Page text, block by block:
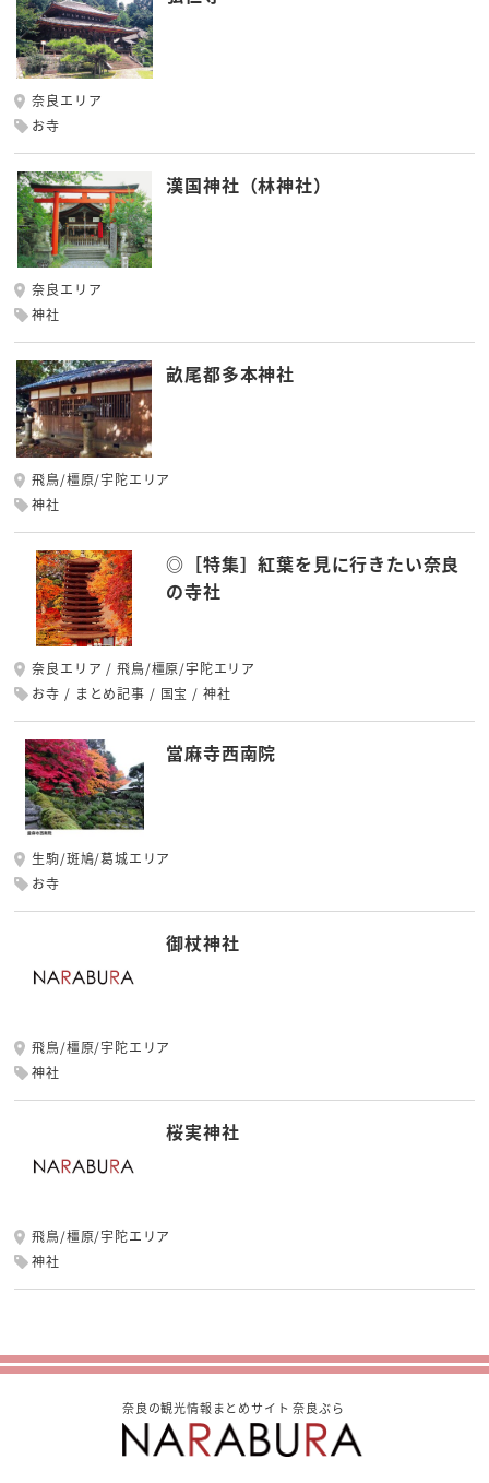
奈良エリア
お寺
漢国神社（林神社）
奈良エリア
神社
畝尾都多本神社
飛鳥/橿原/宇陀エリア
神社
◎［特集］紅葉を見に行きたい奈良
の寺社
奈良エリア
飛鳥/橿原/宇陀エリア
お寺
まとめ記事 国宝 神社
當麻寺西南院
生駒/斑鳩/葛城エリア
お寺
御杖神社
飛鳥/橿原/宇陀エリア
神社
桜実神社
飛鳥/橿原/宇陀エリア
神社
奈良の観光情報まとめサイト 奈良ぶら